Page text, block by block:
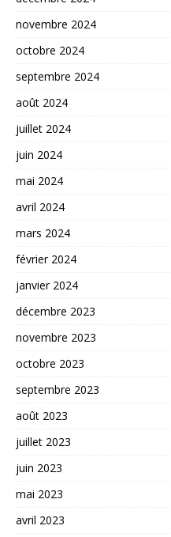
novembre 2024
octobre 2024
septembre 2024
août 2024
juillet 2024
juin 2024
mai 2024
avril 2024
mars 2024
février 2024
janvier 2024
décembre 2023
novembre 2023
octobre 2023
septembre 2023
août 2023
juillet 2023
juin 2023
mai 2023
avril 2023